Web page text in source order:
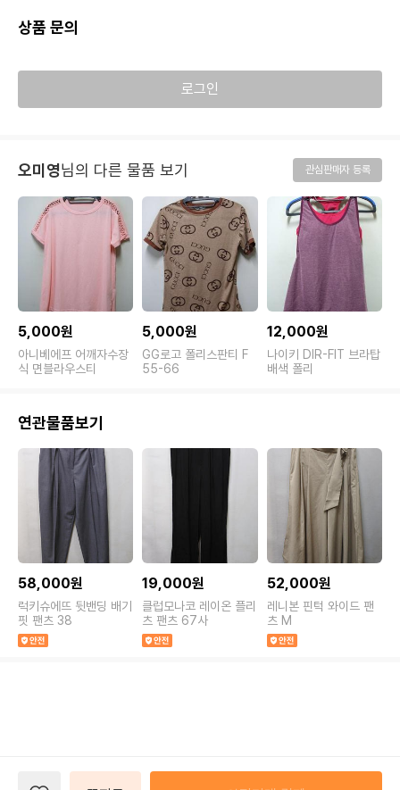
상품 문의
로그인
오미영님의 다른 물품 보기 관심판매자 등록
5,000원
아니베에프 어깨자수장
식 면블라우스티
5,000원
GG로고 폴리스판티 F
55-66
12,000원
나이키 DIR-FIT 브라탑
배색 폴리
연관물품보기
58,000원
럭키슈에뜨 뒷밴딩 배기
핏 팬츠 38
19,000원
클럽모나코 레이온 플리
츠 팬츠 67사
52,000원
레니본 핀턱 와이드 팬
츠 M